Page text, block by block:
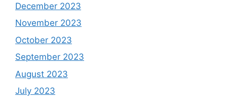
December 2023
November 2023
October 2023
September 2023
August 2023
July 2023